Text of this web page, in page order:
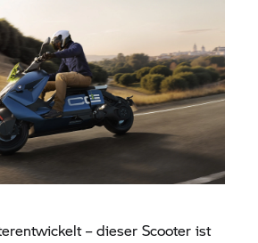
– dieser Scooter ist